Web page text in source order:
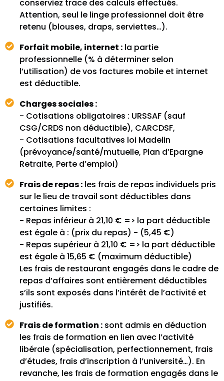
conserviez trace des calculs effectués.
Attention, seul le linge professionnel doit être
retenu (blouses, draps, serviettes…).
Forfait mobile, internet :la partie
professionnelle (% à déterminer selon
l’utilisation) de vos factures mobile et internet
est déductible.
Charges sociales :
- Cotisations obligatoires : URSSAF (sauf
CSG/CRDS non déductible), CARCDSF,
- Cotisations facultatives loi Madelin
(prévoyance/santé/mutuelle, Plan d’Epargne
Retraite, Perte d’emploi)
Frais de repas :les frais de repas individuels pris
sur le lieu de travail sont déductibles dans
certaines limites :
- Repas inférieur à 21,10 € => la part déductible
est égale à : (prix du repas) - (5,45 €)
- Repas supérieur à 21,10 € => la part déductible
est égale à 15,65 € (maximum déductible)
Les frais de restaurant engagés dans le cadre de
repas d’affaires sont entièrement déductibles
s’ils sont exposés dans l’intérêt de l’activité et
justifiés.
Frais de formation :sont admis en déduction
les frais de formation en lien avec l’activité
libérale (spécialisation, perfectionnement, frais
d’études, frais d’inscription à l’université…). En
revanche, les frais de formation engagés dans le